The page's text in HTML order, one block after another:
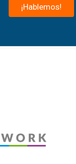
¡Hablemos!